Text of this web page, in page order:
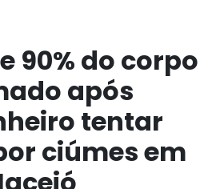
90% do corpo
após
tentar
ciúmes em